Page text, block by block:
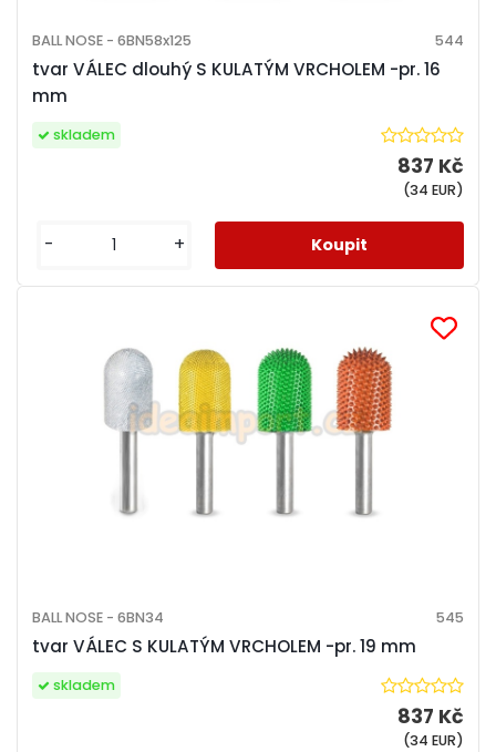
tvar VÁLEC dlouhý S KULATÝM VRCHOLEM -pr. 16
mm
BALL NOSE - 6BN58x125 544
837 Kč
(34 EUR)
skladem
- +
tvar VÁLEC S KULATÝM VRCHOLEM -pr. 19 mm
BALL NOSE - 6BN34 545
837 Kč
(34 EUR)
skladem